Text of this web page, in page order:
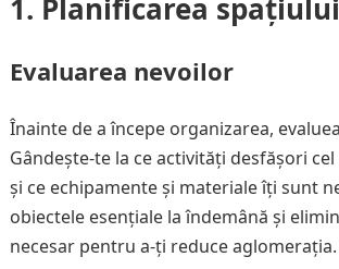
1. Planificarea spațiului
Evaluarea nevoilor
Înainte de a începe organizarea,
Gândește-te la ce activități desfășori
și ce echipamente și materiale îți sunt
obiectele esențiale la îndemână și
necesar pentru a-ți reduce aglomerația.